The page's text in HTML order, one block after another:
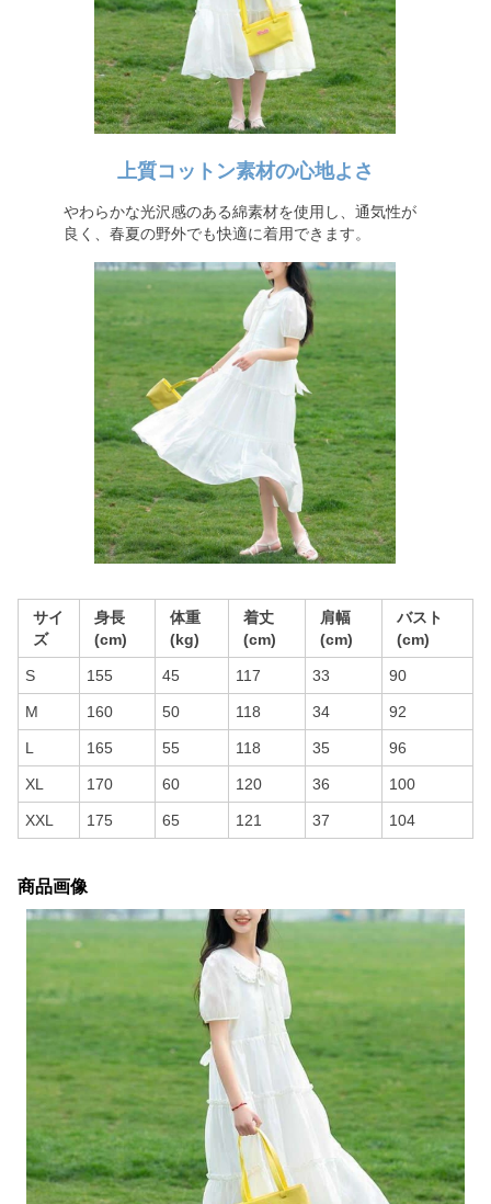
上質コットン素材の心地よさ
やわらかな光沢感のある綿素材を使用し、通気性が
良く、春夏の野外でも快適に着用できます。
サイ
ズ
身長
(cm)
体重
(kg)
着丈
(cm)
肩幅
(cm)
バスト
(cm)
S 155 45 117 33 90
M 160 50 118 34 92
L 165 55 118 35 96
XL 170 60 120 36 100
XXL 175 65 121 37 104
商品画像